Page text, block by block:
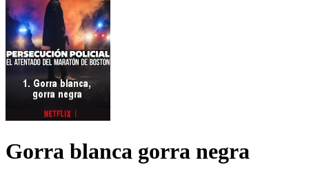
Gorra blanca gorra negra